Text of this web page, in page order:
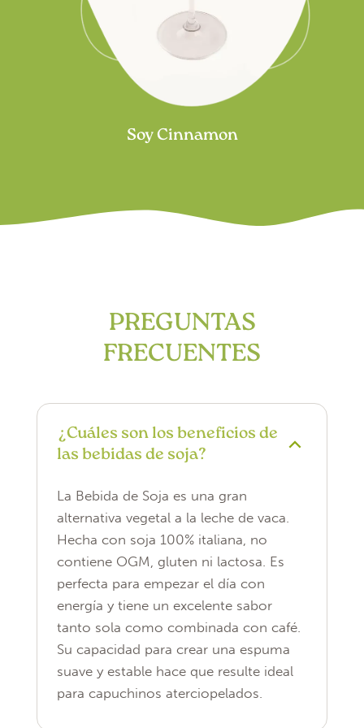
Soy Cinnamon
PREGUNTAS
FRECUENTES
¿Cuáles son los beneficios de
las bebidas de soja?
La Bebida de Soja es una gran
alternativa vegetal a la leche de vaca.
Hecha con soja 100% italiana, no
contiene OGM, gluten ni lactosa. Es
perfecta para empezar el día con
energía y tiene un excelente sabor
tanto sola como combinada con café.
Su capacidad para crear una espuma
suave y estable hace que resulte ideal
para capuchinos aterciopelados.